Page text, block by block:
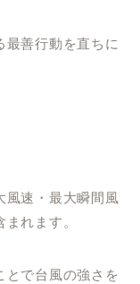
最善行動を直ちに
風速・最大瞬間風
れます。
とで台風の強さを